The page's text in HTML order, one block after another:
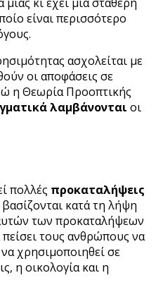
κι έχει μια σταθερή
είναι περισσότερο
ασχολείται με
οι αποφάσεις σε
η Θεωρία Προοπτικής
λαμβάνονται οι
πολλές προκαταλήψεις
κατά τη λήψη
των προκαταλήψεων
τους ανθρώπους να
χρησιμοποιηθεί σε
η οικολογία και η